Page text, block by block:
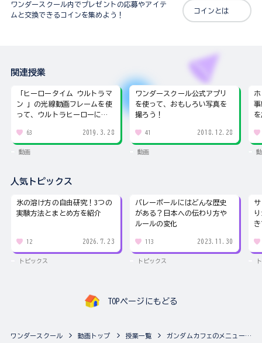
ワンダースクール内でプレゼントの応募やアイテ
ムと交換できるコインを集めよう！
コインとは
関連授業
「ヒーロータイム ウルトラマ
ン 」の光線動画フレームを使
って、ウルトラヒーローにな
63 2019.3.28
動画
ワンダースクール公式アプリ
を使って、おもしろい写真を
撮ろう！
41 2018.12.28
動画
人気トピックス
氷の溶け方の自由研究！3つの
実験方法とまとめ方を紹介
12 2026.7.23
トピックス
バレーボールにはどんな歴史
がある？日本への伝わり方や
ルールの変化
113 2023.11.30
トピックス
TOPページにもどる
ワンダースクール 動画トップ 授業一覧 ガンダムカフェのメニューをおいしそうに撮影しよう！